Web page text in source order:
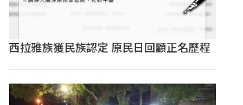
西拉雅族獲民族認定 原民日回顧正名歷程